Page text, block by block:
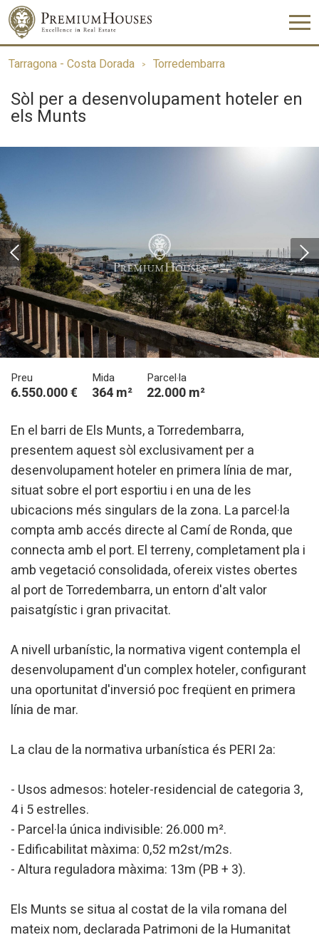
Tarragona - Costa Dorada Torredembarra
Sòl per a desenvolupament hoteler en
els Munts
Preu
6.550.000 €
Mida
364 m²
Parcel·la
22.000 m²
En el barri de Els Munts, a Torredembarra,
presentem aquest sòl exclusivament per a
desenvolupament hoteler en primera línia de mar,
situat sobre el port esportiu i en una de les
ubicacions més singulars de la zona. La parcel·la
compta amb accés directe al Camí de Ronda, que
connecta amb el port. El terreny, completament pla i
amb vegetació consolidada, ofereix vistes obertes
al port de Torredembarra, un entorn d'alt valor
paisatgístic i gran privacitat.
A nivell urbanístic, la normativa vigent contempla el
desenvolupament d'un complex hoteler, configurant
una oportunitat d'inversió poc freqüent en primera
línia de mar.
La clau de la normativa urbanística és PERI 2a:
- Usos admesos: hoteler-residencial de categoria 3,
4 i 5 estrelles.
- Parcel·la única indivisible: 26.000 m².
- Edificabilitat màxima: 0,52 m2st/m2s.
- Altura reguladora màxima: 13m (PB + 3).
Els Munts se situa al costat de la vila romana del
mateix nom, declarada Patrimoni de la Humanitat
Modificar cookies
Tècniques i funcionals
Sempre activades
Aquest lloc web utilitza cookies pròpies per recopilar
informació amb la finalitat de millorar els nostres serveis.
Si continua navegant, suposa l'acceptació de la instal·lació
de les mateixes. L'usuari té la possibilitat de configurar el
compte que aquesta acció podrà ocasionar dificultats de
navegació de la pàgina web.
Analítiques i personalització
Permeten fer el seguiment i l'anàlisi del comportament
mesurament de l'activitat del web per a l'elaboració de
servei. Permeten desar la informació de preferència de
l'usuari per millorar la qualitat dels nostres serveis i oferir
una millor experiència a través de productes recomanats.
Marketing i publicitat
Aquestes cookies són utilitzades per emmagatzemar
hàbits de navegació. Gràcies a elles, podem conèixer els
hàbits de navegació al lloc web i mostrar publicitat
relacionada amb el perfil de navegació de l'usuari.